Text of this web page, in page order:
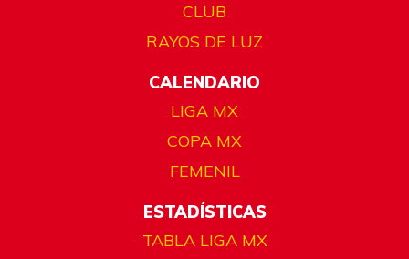
CLUB
RAYOS DE LUZ
CALENDARIO
LIGA MX
COPA MX
FEMENIL
ESTADÍSTICAS
TABLA LIGA MX